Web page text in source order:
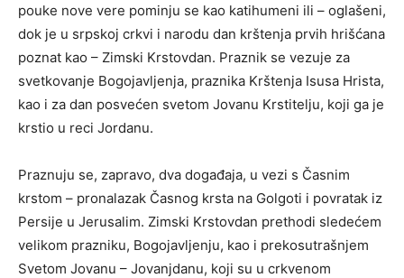
pouke nove vere pominju se kao katihumeni ili – oglašeni,
dok je u srpskoj crkvi i narodu dan krštenja prvih hrišćana
poznat kao – Zimski Krstovdan. Praznik se vezuje za
svetkovanje Bogojavljenja, praznika Krštenja Isusa Hrista,
kao i za dan posvećen svetom Jovanu Krstitelju, koji ga je
krstio u reci Jordanu.
Praznuju se, zapravo, dva događaja, u vezi s Časnim
krstom – pronalazak Časnog krsta na Golgoti i povratak iz
Persije u Jerusalim. Zimski Krstovdan prethodi sledećem
velikom prazniku, Bogojavljenju, kao i prekosutrašnjem
Svetom Jovanu – Jovanjdanu, koji su u crkvenom